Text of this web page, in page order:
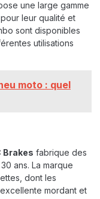
une large gamme
leur qualité et
sont disponibles
utilisations
moto : quel
Brakes fabrique des
ans. La marque
dont les
mordant et